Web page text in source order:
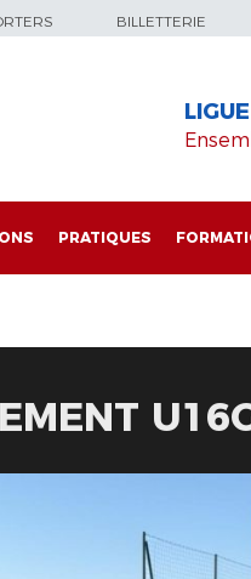
BILLETTERIE
PRATIQUES